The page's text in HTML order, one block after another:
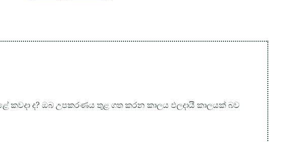
ද? ඔබ උපකරණය තුළ ගත කරන කාලය ඵලදායී කාලයක් බව